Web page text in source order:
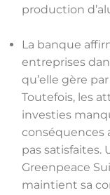
production
La banque
entreprises
qu’elle gère
Toutefois, les
investies
conséquences
pas satisfaites.
Greenpeace
maintient sa